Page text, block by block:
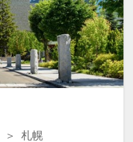
札幌